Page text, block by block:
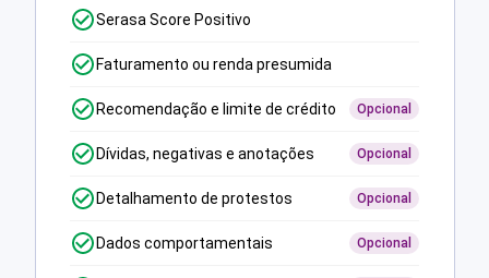
Serasa Score Positivo
Faturamento ou renda presumida
Recomendação e limite de crédito Opcional
Dívidas, negativas e anotações Opcional
Detalhamento de protestos Opcional
Dados comportamentais Opcional